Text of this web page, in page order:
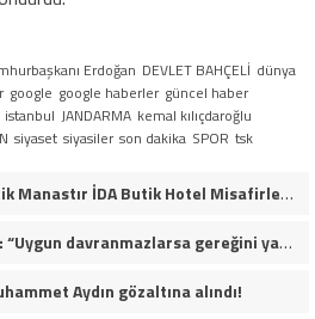
Erdoğan DEVLET BAHÇELİ dünya
google google haberler güncel haber
istanbul JANDARMA kemal kılıçdaroğlu
siyaset siyasiler son dakika SPOR tsk
Kazdağları’nın Gözdesi Antik Manastır İDA Butik Hotel Misafirlerinden Tam Not Alıyor
Trump’tan İran açıklaması: “Uygun davranmazlarsa gereğini yaparım”
Aydın gözaltına alındı!